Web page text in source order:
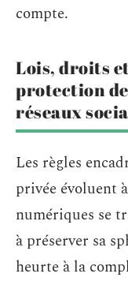
compte.
Lois, droits
protection de
réseaux
Les règles
privée évoluent
numériques se
à préserver sa
heurte à la